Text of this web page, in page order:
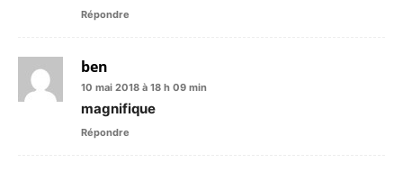
Répondre
ben
10 mai 2018 à 18 h 09 min
magnifique
Répondre